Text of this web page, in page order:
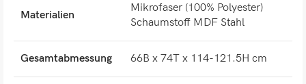
Materialien
Mikrofaser (100% Polyester)
Schaumstoff MDF Stahl
Gesamtabmessung 66B x 74T x 114-121.5H cm